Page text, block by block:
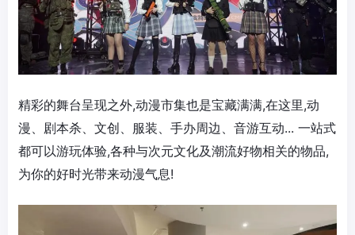
精彩的舞台呈现之外,动漫市集也是宝藏满满,在这里,动
漫、剧本杀、文创、服装、手办周边、音游互动... 一站式
都可以游玩体验,各种与次元文化及潮流好物相关的物品,
为你的好时光带来动漫气息!